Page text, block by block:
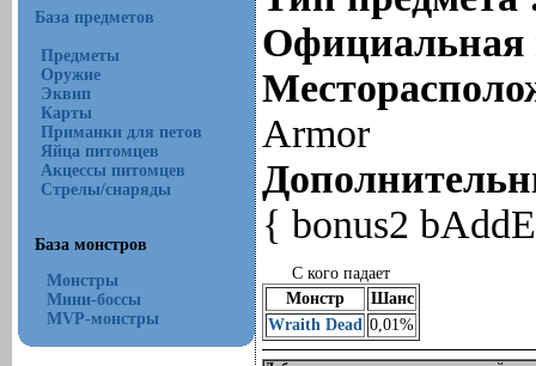
База предметов
Предметы
Оружие
Эквип
Карты
Приманки для петов
Яйца питомцев
Акцессы питомцев
Стрелы/снаряды
База монстров
Монстры
Мини-боссы
MVP-монстры
Armor
{ bonus2
С кого падает
Монстр
Шанс
Wraith Dead
0,01%